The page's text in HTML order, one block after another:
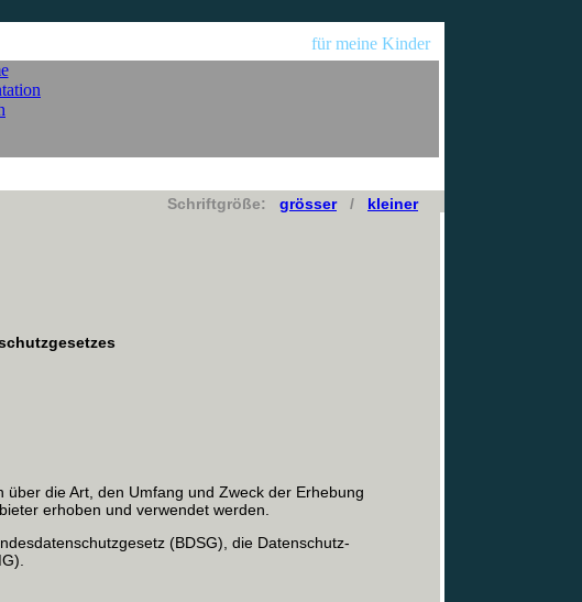
für meine Kinder
Schriftgröße: grösser/ kleiner
die Art, den Umfang und Zweck der Erhebung
erhoben und verwendet werden.
(BDSG), die Datenschutz-